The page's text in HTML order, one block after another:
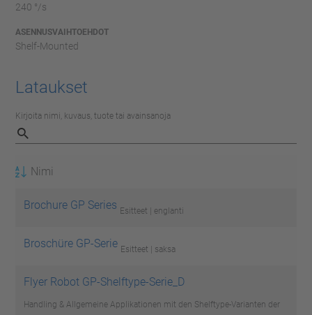
240 °/s
ASENNUSVAIHTOEHDOT
Shelf-Mounted
Lataukset
Kirjoita nimi, kuvaus, tuote tai avainsanoja
Nimi
Brochure GP Series Esitteet | englanti
Broschüre GP-Serie Esitteet | saksa
Flyer Robot GP-Shelftype-Serie_D
Handling & Allgemeine Applikationen mit den Shelftype-Varianten der